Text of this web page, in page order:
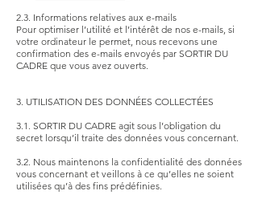
2.3. Informations relatives aux e-mails
Pour optimiser l’utilité et l’intérêt de nos e-mails, si
votre ordinateur le permet, nous recevons une
confirmation des e-mails envoyés par SORTIR DU
CADRE que vous avez ouverts.
3. UTILISATION DES DONNÉES COLLECTÉES
3.1. SORTIR DU CADRE agit sous l’obligation du
secret lorsqu’il traite des données vous concernant.
3.2. Nous maintenons la confidentialité des données
vous concernant et veillons à ce qu’elles ne soient
utilisées qu’à des fins prédéfinies.